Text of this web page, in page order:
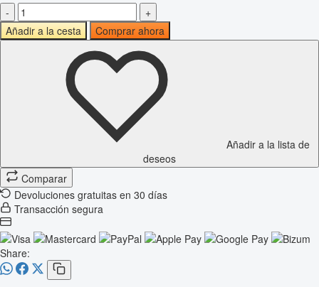
-
+
Añadir a la cesta
Comprar ahora
Añadir a la lista de
deseos
Comparar
Devoluciones gratuitas en 30 días
Transacción segura
Share: